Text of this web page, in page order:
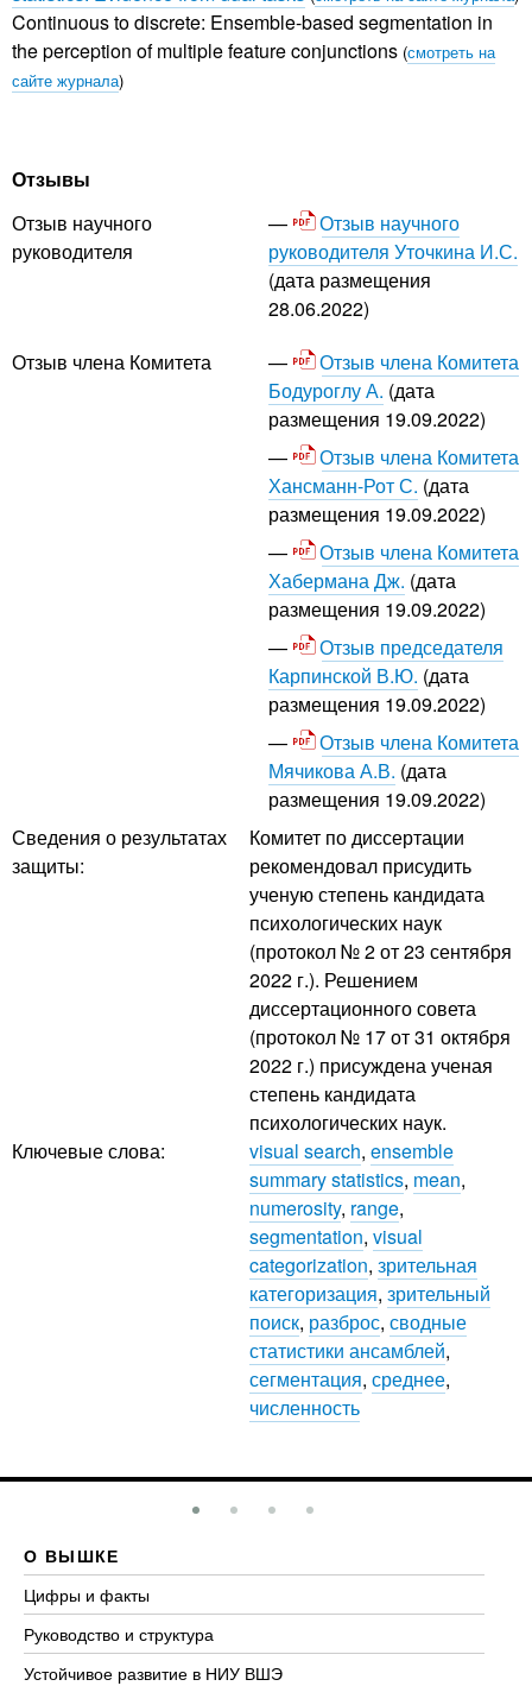
Continuous to discrete: Ensemble-based segmentation in
the perception of multiple feature conjunctions (смотреть на
сайте журнала)
Отзывы
Отзыв научного
руководителя
Отзыв научного
руководителя Уточкина И.С.
(дата размещения
28.06.2022)
Отзыв члена Комитета
Отзыв члена Комитета
Бодуроглу А. (дата
размещения 19.09.2022)
Отзыв члена Комитета
Хансманн-Рот С. (дата
размещения 19.09.2022)
Отзыв члена Комитета
Хабермана Дж. (дата
размещения 19.09.2022)
Отзыв председателя
Карпинской В.Ю. (дата
размещения 19.09.2022)
Отзыв члена Комитета
Мячикова А.В. (дата
размещения 19.09.2022)
Сведения о результатах
защиты:
Комитет по диссертации
рекомендовал присудить
ученую степень кандидата
психологических наук
(протокол № 2 от 23 сентября
2022 г.). Решением
диссертационного совета
(протокол № 17 от 31 октября
2022 г.) присуждена ученая
степень кандидата
психологических наук.
Ключевые слова:
visual search, ensemble
summary statistics, mean,
numerosity, range,
segmentation, visual
categorization, зрительная
категоризация, зрительный
поиск, разброс, сводные
статистики ансамблей,
сегментация, среднее,
численность
О ВЫШКЕ
Цифры и факты
Руководство и структура
Устойчивое развитие в НИУ ВШЭ